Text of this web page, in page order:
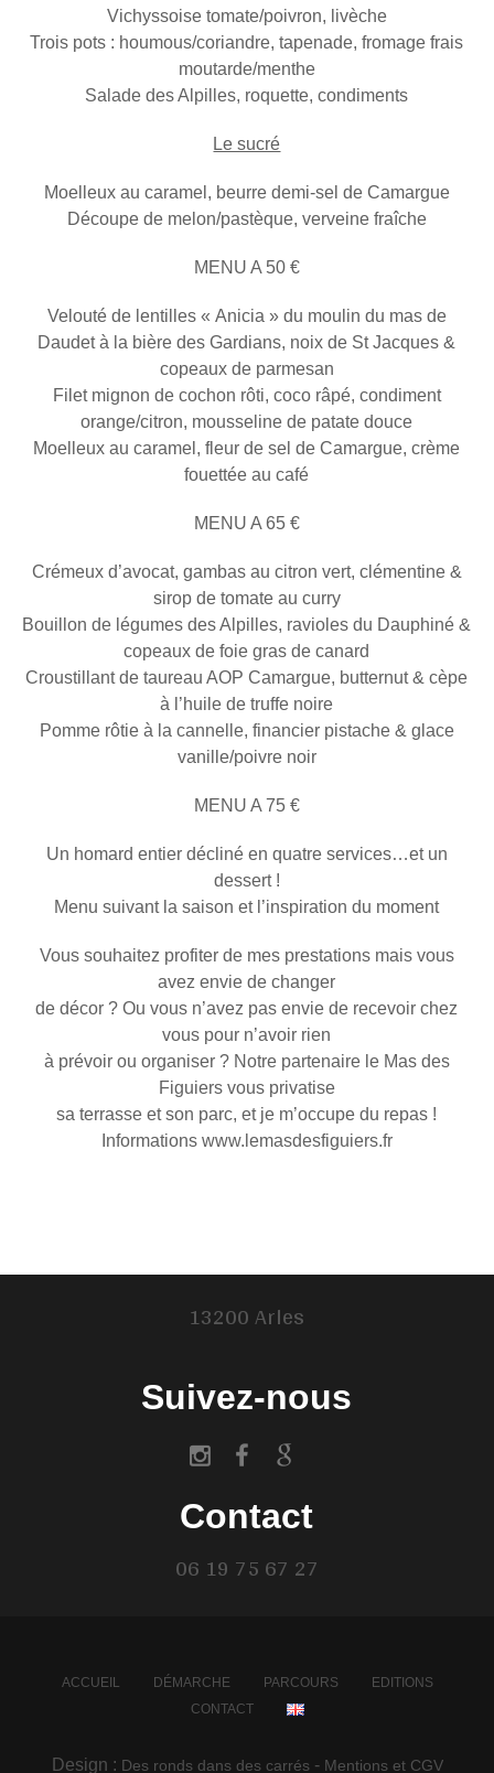
Vichyssoise tomate/poivron, livèche
Trois pots : houmous/coriandre, tapenade, fromage frais
moutarde/menthe
Salade des Alpilles, roquette, condiments
Le sucré
Moelleux au caramel, beurre demi-sel de Camargue
Découpe de melon/pastèque, verveine fraîche
MENU A 50 €
Velouté de lentilles « Anicia » du moulin du mas de
Daudet à la bière des Gardians, noix de St Jacques &
copeaux de parmesan
Filet mignon de cochon rôti, coco râpé, condiment
orange/citron, mousseline de patate douce
Moelleux au caramel, fleur de sel de Camargue, crème
fouettée au café
MENU A 65 €
Crémeux d’avocat, gambas au citron vert, clémentine &
sirop de tomate au curry
Bouillon de légumes des Alpilles, ravioles du Dauphiné &
copeaux de foie gras de canard
Croustillant de taureau AOP Camargue, butternut & cèpe
à l’huile de truffe noire
Pomme rôtie à la cannelle, financier pistache & glace
vanille/poivre noir
MENU A 75 €
Un homard entier décliné en quatre services…et un
dessert !
Menu suivant la saison et l’inspiration du moment
Vous souhaitez profiter de mes prestations mais vous
avez envie de changer
de décor ? Ou vous n’avez pas envie de recevoir chez
vous pour n’avoir rien
à prévoir ou organiser ? Notre partenaire le Mas des
Figuiers vous privatise
sa terrasse et son parc, et je m’occupe du repas !
Informations www.lemasdesfiguiers.fr
13200 Arles
Suivez-nous
Contact
06 19 75 67 27
ACCUEIL DÉMARCHE PARCOURS
EDITIONS
CONTACT
Design : Des ronds dans des carrés - Mentions et CGV